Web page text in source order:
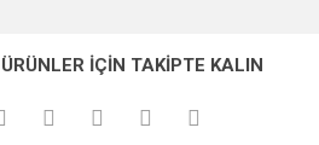
Yorum Yaz
ederiz.İÇİN TAKİPTE KALIN